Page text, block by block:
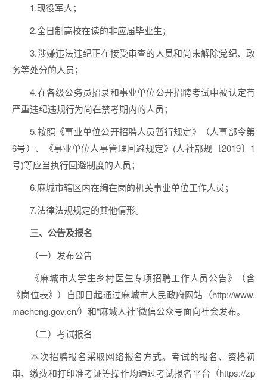
1.现役军人；
2.全日制高校在读的非应届毕业生；
3.涉嫌违法违纪正在接受审查的人员和尚未解除党纪、政
务等处分的人员；
4.在各级公务员招录和事业单位公开招聘考试中被认定有
严重违纪违规行为尚在禁考期内的人员；
5.按照《事业单位公开招聘人员暂行规定》（人事部令第
6号）、《事业单位人事管理回避规定》(人社部规〔2019〕1
号)等应当执行回避制度的人员；
6.麻城市辖区内在编在岗的机关事业单位工作人员；
7.法律法规规定的其他情形。
三、公告及报名
（一）发布公告
《麻城市大学生乡村医生专项招聘工作人员公告》（含
《岗位表》）自即日起通过麻城市人民政府网站（http://www.
macheng.gov.cn/）和“麻城人社”微信公众号面向社会发布。
（二）考试报名
本次招聘报名采取网络报名方式。考试的报名、资格初
审、缴费和打印准考证等操作均通过考试报名平台（https://zp